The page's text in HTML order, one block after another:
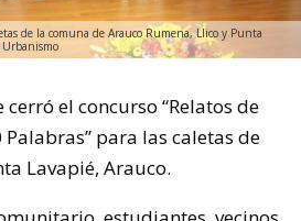
de la comuna de Arauco Rumena, Llico y Punta
Urbanismo
cerró el concurso “Relatos de
para las caletas de
Lavapié, Arauco.